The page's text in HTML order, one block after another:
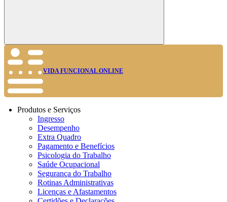
Buscar
VIDA FUNCIONAL ONLINE
Produtos e Serviços
Ingresso
Desempenho
Extra Quadro
Pagamento e Benefícios
Psicologia do Trabalho
Saúde Ocupacional
Segurança do Trabalho
Rotinas Administrativas
Licenças e Afastamentos